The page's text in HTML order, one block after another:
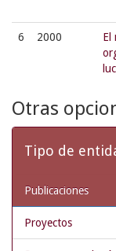
6 2000
El
Otras
Tipo de
Publicaciones
Proyectos